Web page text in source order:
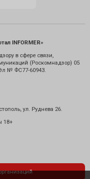
INFORMER»
в сфере связи,
(Роскомнадзор) 05
Эл № ФС77-60943.
ул. Руднева 26.
18+